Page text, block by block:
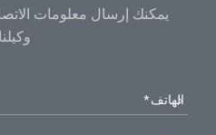
يمكنك إرسال معلومات